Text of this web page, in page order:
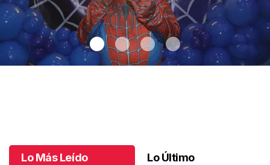
Lo Más Leído Lo Último